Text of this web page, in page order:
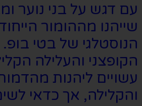
עם דגש על בני נוער
שייהנו מההומור
הנוסטלגי של בטי בופ.
הקופצני והעלילה
עשויים ליהנות
והקלילה, אך כדאי